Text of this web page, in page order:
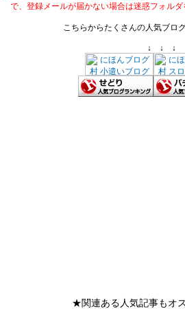
で、登録メールが届かない場合は迷惑フォル
こちらからたくさんの人気ブロ
↓ ↓ ↓
★関連ある人気記事もオ